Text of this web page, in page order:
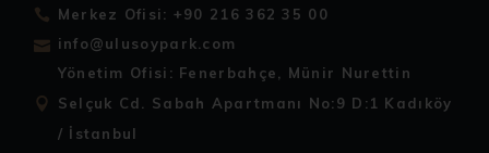
Merkez Ofisi: +90 216 362 35 00
info@ulusoypark.com
Yönetim Ofisi: Fenerbahçe, Münir Nurettin
Selçuk Cd. Sabah Apartmanı No:9 D:1 Kadıköy
/ İstanbul